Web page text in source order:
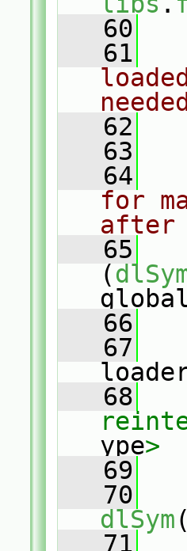
   60
   61
   62
   63
   64
for
after
   65
(
   66
   67
   68
ype>
   69
   70
dlSym
   71